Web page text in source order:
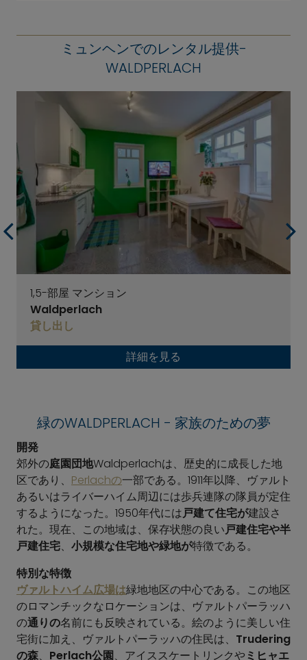
ミュンヘンでのレンタル提供-
WALDPERLACH
1,5-部屋 マンション
Waldperlach
貸し出し
詳細を見る
緑のWALDPERLACH - 家族のための夢
開発
郊外の庭園団地Waldperlachは、歴史的に成長した地
区であり、 Perlachの一部である。1911年以降、ヴァルト
あるいはライバーハイム周辺には歩兵連隊の隊員が定住
するようになった。1950年代には戸建て住宅が建設さ
れた。現在、この地域は、保存状態の良い戸建住宅や半
戸建住宅、 小規模な住宅地や緑地が特徴である。
特別な特徴
ヴァルトハイム広場は緑地地区の中心である。この地区
のロマンチックなロケーションは、ヴァルトパーラッハ
の通りの名前にも反映されている。絵のように美しい住
宅街に加え、ヴァルトパーラッハの住民は、 Trudering
の森、 Perlach公園、アイススケートリンクや ミヒャエ